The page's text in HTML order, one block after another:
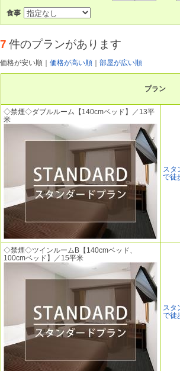
食事
7 件のプランがあります
価格が安い順 価格が高い順 部屋が広い順
プラン
◇禁煙◇ダブルルーム【140cmベッド】／13平
米
スタ
で徒
◇禁煙◇ツインルームB【140cmベッド、
100cmベッド】／15平米
スタ
で徒